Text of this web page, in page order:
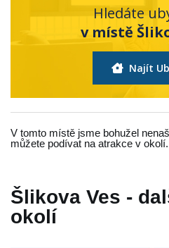
Hledáte
v místě
Najít
V tomto místě jsme bohužel
můžete podívat na atrakce v okolí.
Šlikova Ves -
okolí